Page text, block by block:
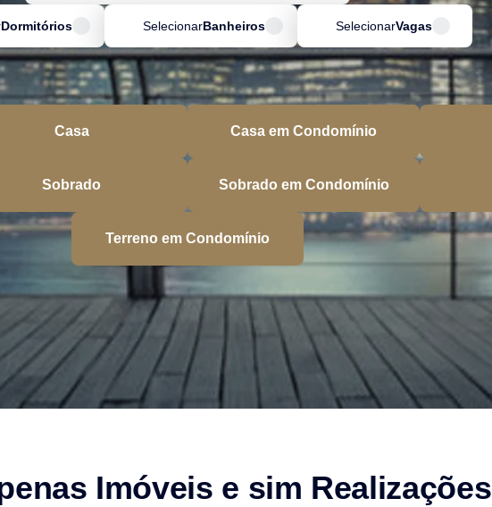
Dormitórios SelecionarBanheiros SelecionarVagas
Casa Casa em Condomínio
Sobrado Sobrado em Condomínio
Terreno em Condomínio
Imóveis e sim Realizações